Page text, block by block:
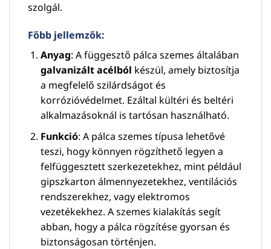
szolgál.
Főbb jellemzők:
Anyag: A függesztő pálca szemes általában
galvanizált acélból készül, amely biztosítja
a megfelelő szilárdságot és
korrózióvédelmet. Ezáltal kültéri és beltéri
alkalmazásoknál is tartósan használható.
Funkció: A pálca szemes típusa lehetővé
teszi, hogy könnyen rögzíthető legyen a
felfüggesztett szerkezetekhez, mint például
gipszkarton álmennyezetekhez, ventilációs
rendszerekhez, vagy elektromos
vezetékekhez. A szemes kialakítás segít
abban, hogy a pálca rögzítése gyorsan és
biztonságosan történjen.